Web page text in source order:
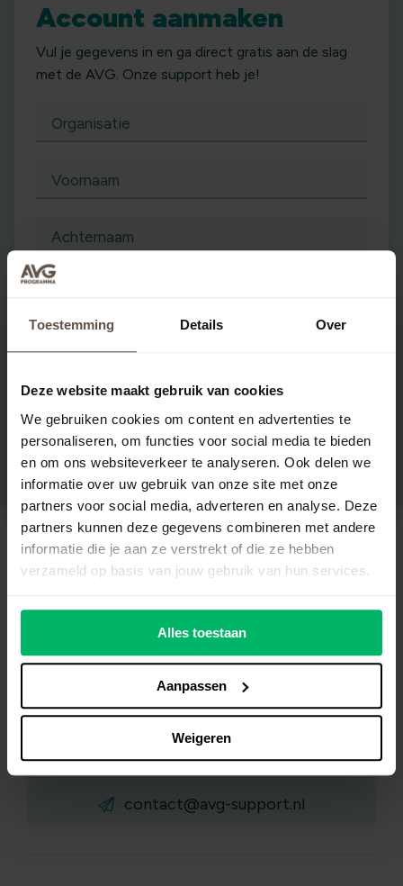
Toestemming Details Over
Deze website maakt gebruik van cookies
We gebruiken cookies om content en advertenties te
personaliseren, om functies voor social media te bieden
en om ons websiteverkeer te analyseren. Ook delen we
informatie over uw gebruik van onze site met onze
partners voor social media, adverteren en analyse. Deze
partners kunnen deze gegevens combineren met andere
informatie die je aan ze verstrekt of die ze hebben
verzameld op basis van jouw gebruik van hun services.
Alles toestaan
Aanpassen
Weigeren
Account aanmaken
Vul je gegevens in en ga direct gratis aan de slag
met de AVG. Onze support heb je!
Organisatie
Voornaam
Achternaam
Telefoonnummer
Ik ga akkoord met devoorwaarden (vereist)
Wijhelpenje graag verder
070-7006723
contact@avg-support.nl